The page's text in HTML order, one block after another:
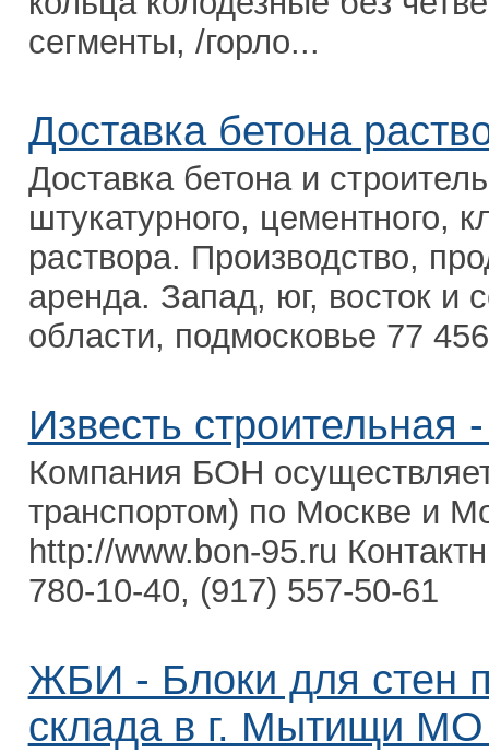
сегменты, /горло...
Доставка бетона
Доставка бетона и
штукатурного, цементного,
раствора. Производство,
аренда. Запад, юг, восток и
области, подмосковье 77
Известь строительная
Компания БОН
транспортом) по Москве и
http://www.bon-95.ru
780-10-40, (917) 557-50-61
ЖБИ - Блоки для стен
склада в г. Мытищи МО